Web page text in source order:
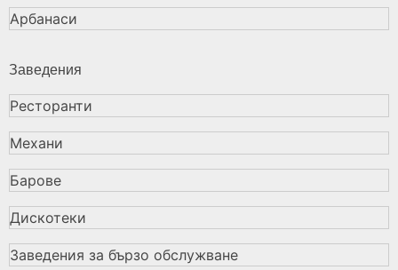
Арбанаси
Заведения
Ресторанти
Механи
Барове
Дискотеки
Заведения за бързо обслужване